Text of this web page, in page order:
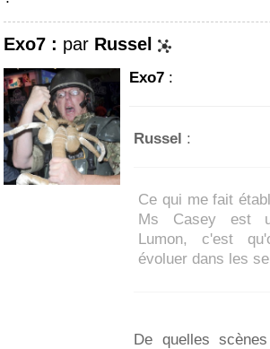
Exo7 : par Russel
Exo7 :
Russel :
Ce qui me fait
Ms Casey est
Lumon, c'est
évoluer dans les
De quelles